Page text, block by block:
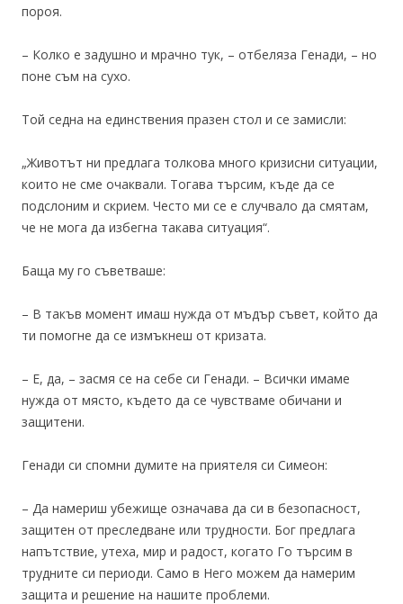
пороя.
– Колко е задушно и мрачно тук, – отбеляза Генади, – но
поне съм на сухо.
Той седна на единствения празен стол и се замисли:
„Животът ни предлага толкова много кризисни ситуации,
които не сме очаквали. Тогава търсим, къде да се
подслоним и скрием. Често ми се е случвало да смятам,
че не мога да избегна такава ситуация“.
Баща му го съветваше:
– В такъв момент имаш нужда от мъдър съвет, който да
ти помогне да се измъкнеш от кризата.
– Е, да, – засмя се на себе си Генади. – Всички имаме
нужда от място, където да се чувстваме обичани и
защитени.
Генади си спомни думите на приятеля си Симеон:
– Да намериш убежище означава да си в безопасност,
защитен от преследване или трудности. Бог предлага
напътствие, утеха, мир и радост, когато Го търсим в
трудните си периоди. Само в Него можем да намерим
защита и решение на нашите проблеми.